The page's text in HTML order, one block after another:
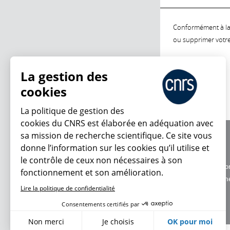
Conformément à
ou supprimer
Charte
Données
La gestion des
cookies
La politique de gestion des
cookies du CNRS est élaborée en adéquation avec
sa mission de recherche scientifique. Ce site vous
donne l’information sur les cookies qu’il utilise et
le contrôle de ceux non nécessaires à son
fonctionnement et son amélioration.
Lire la politique de confidentialité
Consentements certifiés par
Non merci Je choisis OK pour moi